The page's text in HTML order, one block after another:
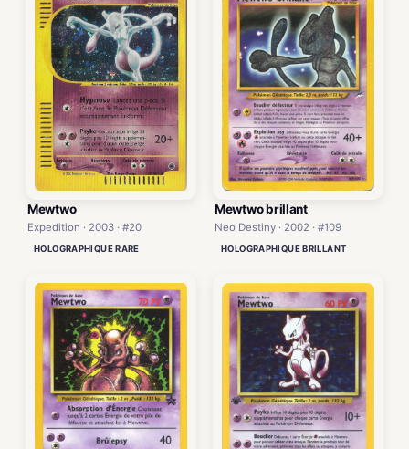
Mewtwo
Expedition · 2003 · #20
HOLOGRAPHIQUE RARE
Mewtwo brillant
Neo Destiny · 2002 · #109
HOLOGRAPHIQUE BRILLANT